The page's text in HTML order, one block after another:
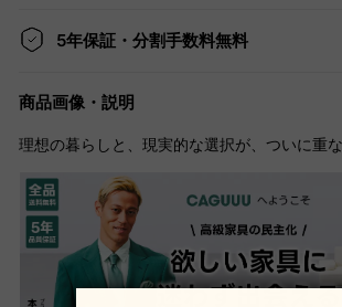
5年保証・分割手数料無料
商品画像・説明
理想の暮らしと、現実的な選択が、ついに重